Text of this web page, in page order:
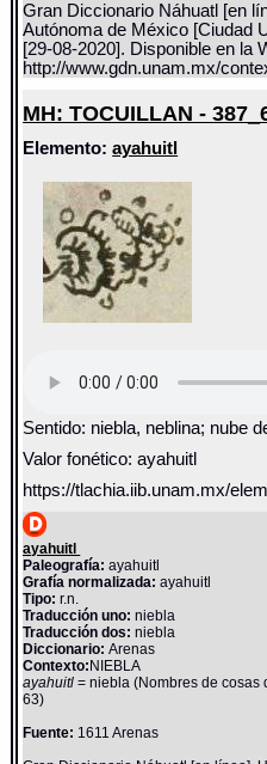
Gran Diccionario Náhuatl [en
Autónoma de México [Ciudad
[29-08-2020]. Disponible en la
http://www.gdn.unam.mx/
MH: TOCUILLAN -
Elemento:ayahuitl
Sentido: niebla, neblina; nube
Valor fonético: ayahuitl
https://tlachia.iib.unam.mx/
ayahuitl
Paleografía: ayahuitl
Grafía normalizada: ayahuitl
Tipo: r.n.
Traducción uno: niebla
Traducción dos: niebla
Diccionario:Arenas
Contexto: NIEBLA
ayahuitl= niebla (Nombres de cosas
63)
Fuente: 1611 Arenas